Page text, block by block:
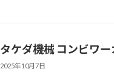
タケダ機械 コンビワ
2025年10月7日